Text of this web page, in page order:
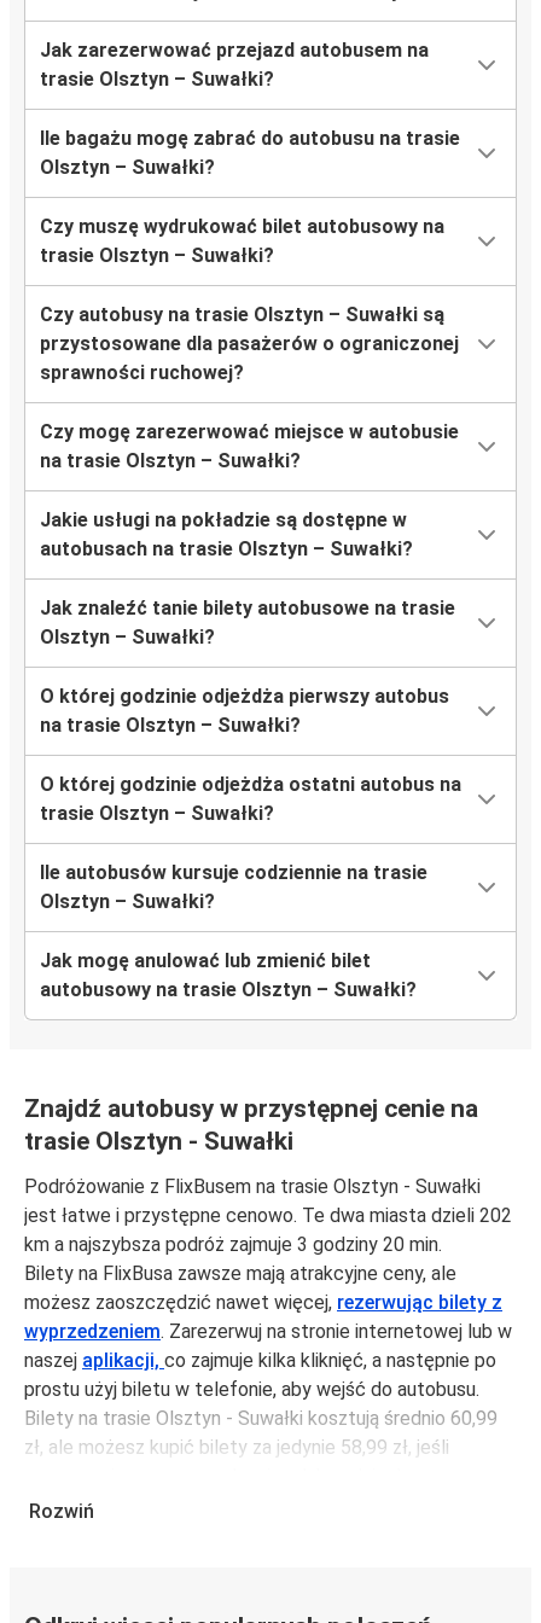
Jak zarezerwować przejazd autobusem na
trasie Olsztyn – Suwałki?
Ile bagażu mogę zabrać do autobusu na trasie
Olsztyn – Suwałki?
Czy muszę wydrukować bilet autobusowy na
trasie Olsztyn – Suwałki?
Czy autobusy na trasie Olsztyn – Suwałki są
przystosowane dla pasażerów o ograniczonej
sprawności ruchowej?
Czy mogę zarezerwować miejsce w autobusie
na trasie Olsztyn – Suwałki?
Jakie usługi na pokładzie są dostępne w
autobusach na trasie Olsztyn – Suwałki?
Jak znaleźć tanie bilety autobusowe na trasie
Olsztyn – Suwałki?
O której godzinie odjeżdża pierwszy autobus
na trasie Olsztyn – Suwałki?
O której godzinie odjeżdża ostatni autobus na
trasie Olsztyn – Suwałki?
Ile autobusów kursuje codziennie na trasie
Olsztyn – Suwałki?
Jak mogę anulować lub zmienić bilet
autobusowy na trasie Olsztyn – Suwałki?
Znajdź autobusy w przystępnej cenie na
trasie Olsztyn - Suwałki
Podróżowanie z FlixBusem na trasie Olsztyn - Suwałki
jest łatwe i przystępne cenowo. Te dwa miasta dzieli 202
km a najszybsza podróż zajmuje 3 godziny 20 min.
Bilety na FlixBusa zawsze mają atrakcyjne ceny, ale
możesz zaoszczędzić nawet więcej, rezerwując bilety z
wyprzedzeniem. Zarezerwuj na stronie internetowej lub w
naszej aplikacji, co zajmuje kilka kliknięć, a następnie po
prostu użyj biletu w telefonie, aby wejść do autobusu.
Bilety na trasie Olsztyn - Suwałki kosztują średnio 60,99
zł, ale możesz kupić bilety za jedynie 58,99 zł, jeśli
unikając weekendów i świąt. Aby podróżować szybko,
Rozwiń